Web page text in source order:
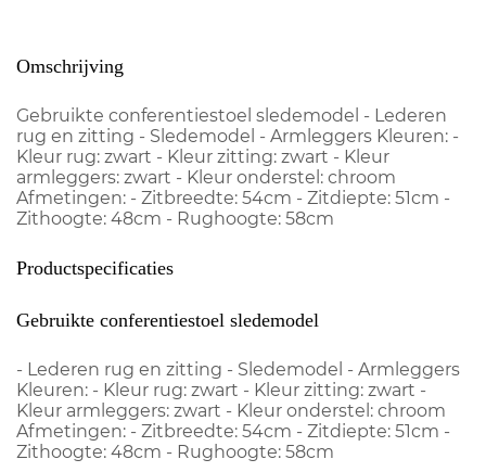
Omschrijving
Gebruikte conferentiestoel sledemodel - Lederen
rug en zitting - Sledemodel - Armleggers Kleuren: -
Kleur rug: zwart - Kleur zitting: zwart - Kleur
armleggers: zwart - Kleur onderstel: chroom
Afmetingen: - Zitbreedte: 54cm - Zitdiepte: 51cm -
Zithoogte: 48cm - Rughoogte: 58cm
Productspecificaties
Gebruikte conferentiestoel sledemodel
- Lederen rug en zitting - Sledemodel - Armleggers
Kleuren: - Kleur rug: zwart - Kleur zitting: zwart -
Kleur armleggers: zwart - Kleur onderstel: chroom
Afmetingen: - Zitbreedte: 54cm - Zitdiepte: 51cm -
Zithoogte: 48cm - Rughoogte: 58cm